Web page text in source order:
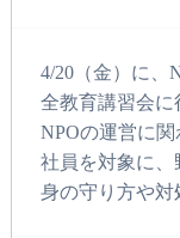
4/20（金）に、
全教育講習会に
NPOの運営に
社員を対象に
身の守り方や